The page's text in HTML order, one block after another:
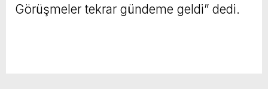
Görüşmeler tekrar gündeme geldi” dedi.